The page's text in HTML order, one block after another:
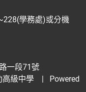
學務處)或分機
一段71號
高級中學
| Powered